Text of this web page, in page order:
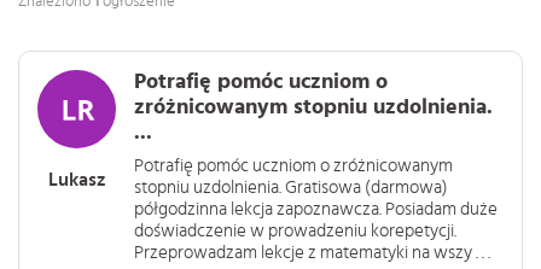
Lukasz
Potrafię pomóc uczniom o
zróżnicowanym stopniu uzdolnienia.
...
Potrafię pomóc uczniom o zróżnicowanym
stopniu uzdolnienia. Gratisowa (darmowa)
półgodzinna lekcja zapoznawcza. Posiadam duże
doświadczenie w prowadzeniu korepetycji.
Przeprowadzam lekcje z matematyki na wszy . . .